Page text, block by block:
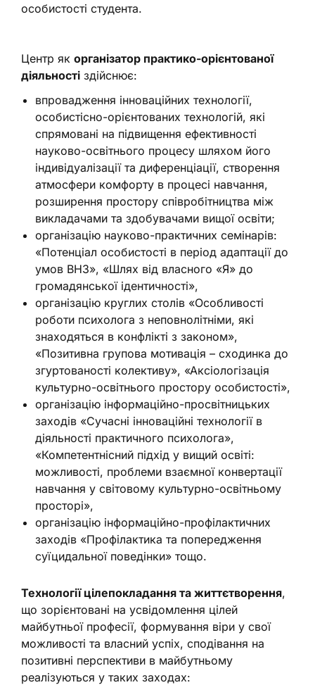
особистості студента.
Центр як організатор практико-орієнтованої
діяльності здійснює:
впровадження інноваційних технології,
особистісно-орієнтованих технологій, які
спрямовані на підвищення ефективності
науково-освітнього процесу шляхом його
індивідуалізації та диференціації, створення
атмосфери комфорту в процесі навчання,
розширення простору співробітництва між
викладачами та здобувачами вищої освіти;
організацію науково-практичних семінарів:
«Потенціал особистості в період адаптації до
умов ВНЗ», «Шлях від власного «Я» до
громадянської ідентичності»,
організацію круглих столів «Особливості
роботи психолога з неповнолітніми, які
знаходяться в конфлікті з законом»,
«Позитивна групова мотивація – сходинка до
згуртованості колективу», «Аксіологізація
культурно-освітнього простору особистості»,
організацію інформаційно-просвітницьких
заходів «Сучасні інноваційні технології в
діяльності практичного психолога»,
«Компетентнісний підхід у вищий освіті:
можливості, проблеми взаємної конвертації
навчання у світовому культурно-освітньому
просторі»,
організацію інформаційно-профілактичних
заходів «Профілактика та попередження
суїцидальної поведінки» тощо.
Технології цілепокладання та життєтворення,
що зорієнтовані на усвідомлення цілей
майбутньої професії, формування віри у свої
можливості та власний успіх, сподівання на
позитивні перспективи в майбутньому
реалізуються у таких заходах: